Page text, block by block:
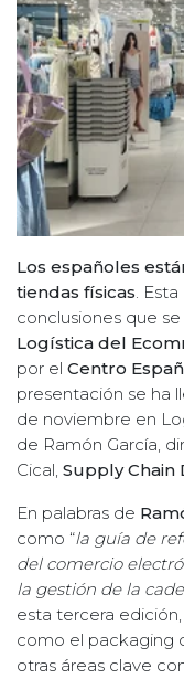
Los españoles
tiendas físicas.
conclusiones que
Logística del
por el Centro
presentación se ha
de noviembre en
de Ramón García,
Cical, Supply Chain
En palabras de
como “la guía de
del comercio
la gestión de la
esta tercera
como el packaging
otras áreas clave